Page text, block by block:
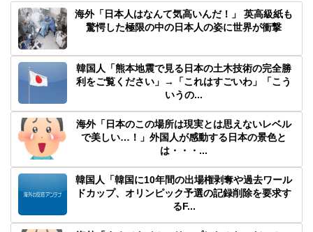
海外「日本人はなんて気高いんだ！」 英高級紙も
驚愕した極限の中の日本人の姿に世界が衝撃
韓国人「熊本地震で見る日本の土木技術の完全勝
利をご覧ください」→「これはすごいわ」「こう
いうの...
海外「日本のこの場所は現実とは思えないレベル
で美しい…！」外国人が感動する日本の景色と
は・・・...
韓国人「韓国に10年間の出場権剥奪や過去ワール
ドカップ、オリンピック予選の記録削除を要求す
るF...